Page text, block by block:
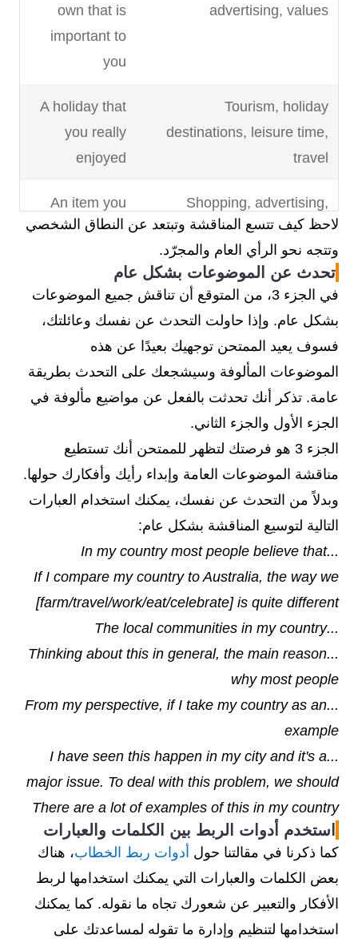
advertising, values
own that is
important to
you
Tourism, holiday
destinations, leisure time,
travel
A holiday that
you really
enjoyed
Shopping, advertising,
online shopping,
consumerism,
manufacturing, clothing
An item you
would like to
لاحظ كيف تتسع المناقشة وتبتعد عن النطاق الشخصي
وتتجه نحو الرأي العام والمجرّد.
تحدث عن الموضوعات بشكل عام
في الجزء 3، من المتوقع أن تناقش جميع الموضوعات
بشكل عام. وإذا حاولت التحدث عن نفسك وعائلتك،
فسوف يعيد الممتحن توجهيك بعيدًا عن هذه
الموضوعات المألوفة وسيشجعك على التحدث بطريقة
عامة. تذكر أنك تحدثت بالفعل عن مواضيع مألوفة في
الجزء الأول والجزء الثاني.
الجزء 3 هو فرصتك لتظهر للممتحن أنك تستطيع
مناقشة الموضوعات العامة وإبداء رأيك وأفكارك حولها.
وبدلاً من التحدث عن نفسك، يمكنك استخدام العبارات
التالية لتوسيع المناقشة بشكل عام:
...In my country most people believe that
If I compare my country to Australia, the way we
[farm/travel/work/eat/celebrate] is quite different
...The local communities in my country
...Thinking about this in general, the main reason
why most people
...From my perspective, if I take my country as an
example
...I have seen this happen in my city and it's a
major issue. To deal with this problem, we should
There are a lot of examples of this in my country
استخدم أدوات الربط بين الكلمات والعبارات
كما ذكرنا في مقالتنا حول أدوات ربط الخطاب، هناك
بعض الكلمات والعبارات التي يمكنك استخدامها لربط
الأفكار والتعبير عن شعورك تجاه ما نقوله. كما يمكنك
استخدامها لتنظيم وإدارة ما تقوله لمساعدتك على